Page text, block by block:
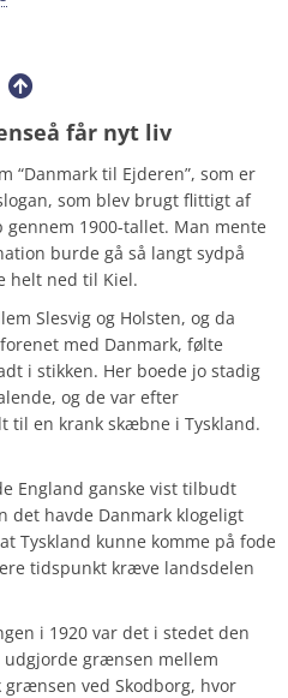
får nyt liv
“Danmark til Ejderen”, som er
som blev brugt flittigt af
1900-tallet. Man mente
burde gå så langt sydpå
helt ned til Kiel.
Slesvig og Holsten, og da
med Danmark, følte
i stikken. Her boede jo stadig
og de var efter
til en krank skæbne i Tyskland.
England ganske vist tilbudt
det havde Danmark klogeligt
Tyskland kunne komme på fode
tidspunkt kræve landsdelen
i 1920 var det i stedet den
udgjorde grænsen mellem
grænsen ved Skodborg, hvor